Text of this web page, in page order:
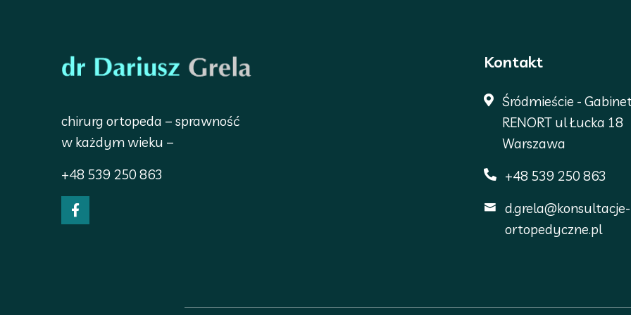
chirurg ortopeda – sprawność
w każdym wieku –
+48 539 250 863
Kontakt
Śródmieście -
RENORT ul Łucka 18
Warszawa
+48 539 250 863
d.grela@konsultacje-
ortopedyczne.pl